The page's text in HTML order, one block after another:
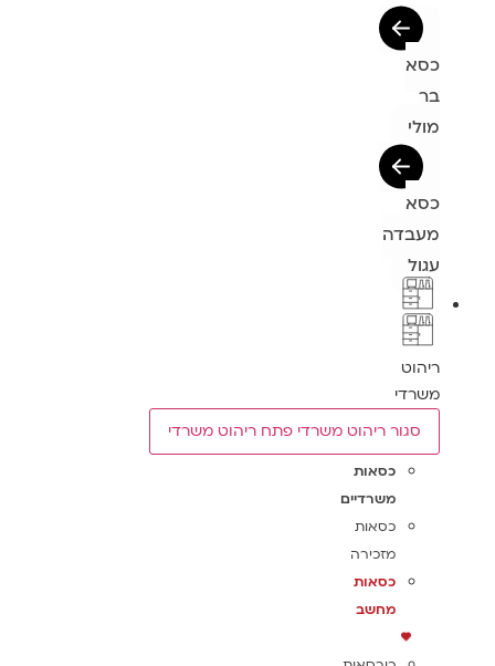
כסא
בר
מולי
כסא
מעבדה
עגול
ריהוט
משרדי
סגור ריהוט משרדי פתח ריהוט משרדי
כסאות
משרדיים
כסאות
מזכירה
כסאות
מחשב